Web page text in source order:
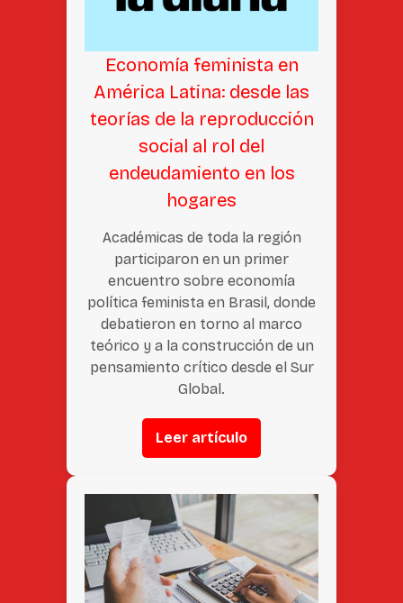
Economía feminista en
América Latina: desde las
teorías de la reproducción
social al rol del
endeudamiento en los
hogares
Académicas de toda la región
participaron en un primer
encuentro sobre economía
política feminista en Brasil, donde
debatieron en torno al marco
teórico y a la construcción de un
pensamiento crítico desde el Sur
Global.
Leer artículo